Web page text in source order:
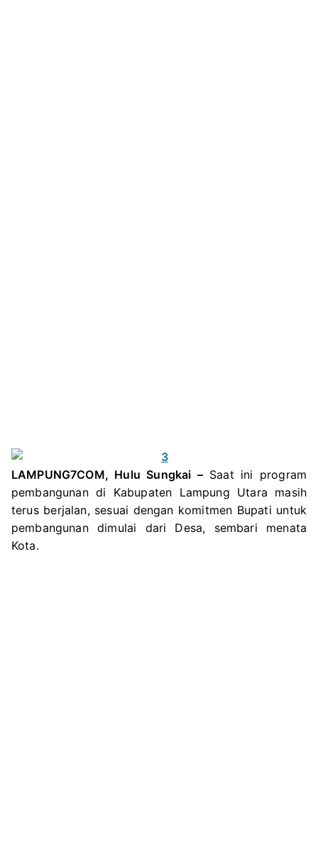
LAMPUNG7COM, Hulu Sungkai –Saat ini program
pembangunan di Kabupaten Lampung Utara masih
terus berjalan, sesuai dengan komitmen Bupati untuk
pembangunan dimulai dari Desa, sembari menata
Kota.